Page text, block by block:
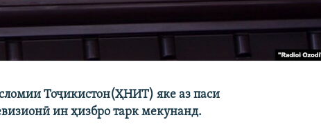
Тоҷикистон(ҲНИТ) яке аз паси
ин ҳизбро тарк мекунанд.